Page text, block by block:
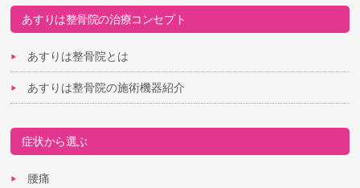
あすりは整骨院の治療コンセプト
あすりは整骨院とは
あすりは整骨院の施術機器紹介
症状から選ぶ
腰痛